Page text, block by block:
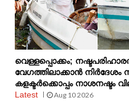
വെള്ളപ്പൊക്കം;
വേഗത്തിലാക്കാന്‍
കളക്ടര്‍ക്കൊപ്പം നാശനഷ്ടം
Latest
Aug 10 2026